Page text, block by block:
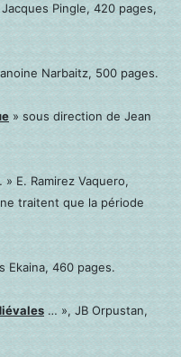
Pingle, 420 pages,
Narbaitz, 500 pages.
» sous direction de Jean
» E. Ramirez Vaquero,
traitent que la période
Ekaina, 460 pages.
… », JB Orpustan,